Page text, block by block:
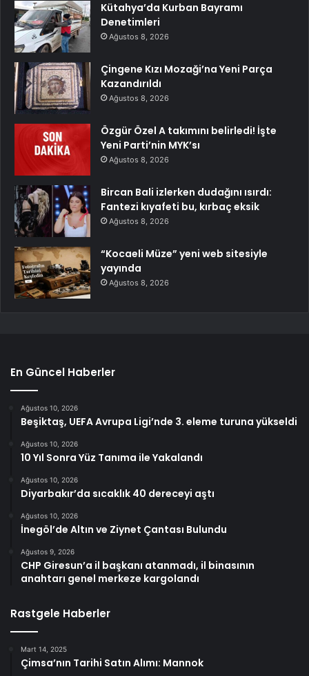
Kütahya’da Kurban Bayramı
Denetimleri
Ağustos 8, 2026
Çingene Kızı Mozaği’na Yeni Parça
Kazandırıldı
Ağustos 8, 2026
Özgür Özel A takımını belirledi! İşte
Yeni Parti’nin MYK’sı
Ağustos 8, 2026
Bircan Bali izlerken dudağını ısırdı:
Fantezi kıyafeti bu, kırbaç eksik
Ağustos 8, 2026
“Kocaeli Müze” yeni web sitesiyle
yayında
Ağustos 8, 2026
En Güncel Haberler
Ağustos 10, 2026
Beşiktaş, UEFA Avrupa Ligi’nde 3. eleme turuna yükseldi
Ağustos 10, 2026
10 Yıl Sonra Yüz Tanıma ile Yakalandı
Ağustos 10, 2026
Diyarbakır’da sıcaklık 40 dereceyi aştı
Ağustos 10, 2026
İnegöl’de Altın ve Ziynet Çantası Bulundu
Ağustos 9, 2026
CHP Giresun’a il başkanı atanmadı, il binasının
anahtarı genel merkeze kargolandı
Rastgele Haberler
Mart 14, 2025
Çimsa’nın Tarihi Satın Alımı: Mannok